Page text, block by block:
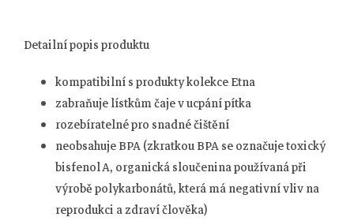
Detailní popis produktu
kompatibilní s produkty kolekce Etna
zabraňuje lístkům čaje v ucpání pítka
rozebíratelné pro snadné čištění
neobsahuje BPA (zkratkou BPA se označuje toxický
bisfenol A, organická sloučenina používaná při
výrobě polykarbonátů, která má negativní vliv na
reprodukci a zdraví člověka)